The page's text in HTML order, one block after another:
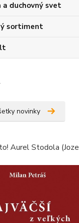
a duchovný svet
sortiment
novinky